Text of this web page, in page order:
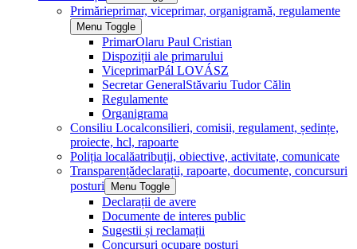
Primărieprimar, viceprimar, organigramă, regulamente
Menu Toggle
PrimarOlaru Paul Cristian
Dispoziții ale primarului
ViceprimarPál LOVÁSZ
Secretar GeneralStăvariu Tudor Călin
Regulamente
Organigrama
Consiliu Localconsilieri, comisii, regulament, ședințe,
proiecte, hcl, rapoarte
Poliția localăatribuții, obiective, activitate, comunicate
Transparențădeclarații, rapoarte, documente, concursuri
posturi
Menu Toggle
Declarații de avere
Documente de interes public
Sugestii și reclamații
Concursuri ocupare posturi